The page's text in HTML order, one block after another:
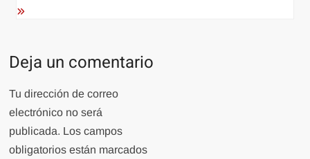
Deja un comentario
Tu dirección de correo
electrónico no será
publicada. Los campos
obligatorios están marcados